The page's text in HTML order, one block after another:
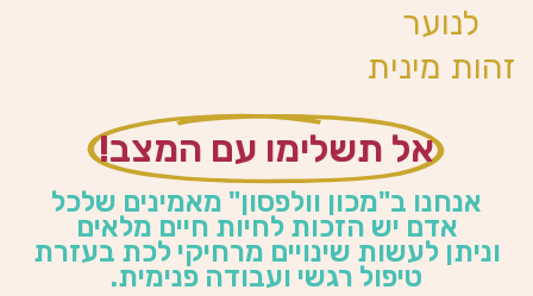
לנוער
זהות מינית
אל תשלימו עם המצב!
אנחנו ב"מכון וולפסון" מאמינים שלכל
אדם יש הזכות לחיות חיים מלאים
וניתן לעשות שינויים מרחיקי לכת בעזרת
טיפול רגשי ועבודה פנימית.